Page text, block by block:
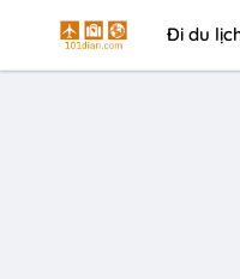
Đi du